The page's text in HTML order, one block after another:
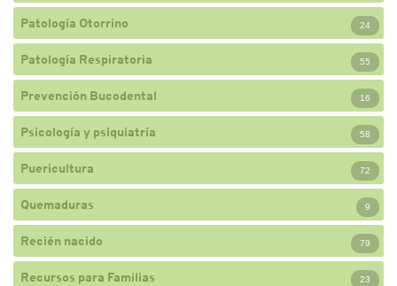
Patología Otorrino 24
Patología Respiratoria 55
Prevención Bucodental 16
Psicología y psiquiatría 58
Puericultura 72
Quemaduras 9
Recién nacido 79
Recursos para Familias 23